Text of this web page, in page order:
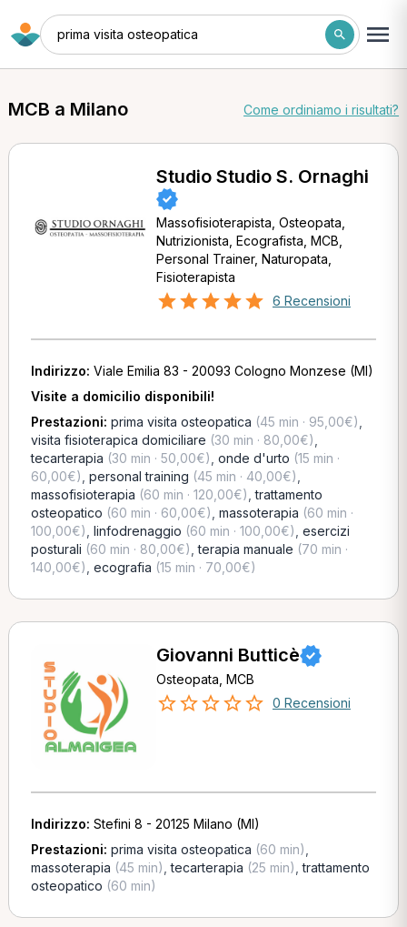
prima visita osteopatica
MCB a Milano Come ordiniamo i risultati?
Studio Studio S. Ornaghi
Massofisioterapista, Osteopata,
Nutrizionista, Ecografista, MCB,
Personal Trainer, Naturopata,
Fisioterapista
6 Recensioni
Indirizzo: Viale Emilia 83 - 20093 Cologno Monzese (MI)
Visite a domicilio disponibili!
Prestazioni: prima visita osteopatica (45 min · 95,00€)
visita fisioterapica domiciliare (30 min · 80,00€)
tecarterapia (30 min · 50,00€) onde d'urto (15 min ·
60,00€) personal training (45 min · 40,00€)
massofisioterapia (60 min · 120,00€) ,trattamento
osteopatico (60 min · 60,00€) massoterapia (60 min ·
100,00€) linfodrenaggio (60 min · 100,00€) esercizi
posturali (60 min · 80,00€) ,terapia manuale (70 min ·
140,00€) ecografia (15 min · 70,00€)
Giovanni Butticè
Osteopata, MCB
0 Recensioni
Indirizzo: Stefini 8 - 20125 Milano (MI)
Prestazioni: prima visita osteopatica (60 min)
massoterapia (45 min) ,tecarterapia (25 min) ,trattamento
osteopatico (60 min)